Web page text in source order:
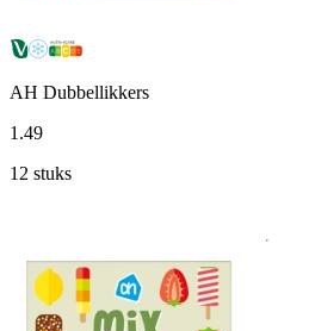
AH Dubbellikkers
1 .49
12 stuks